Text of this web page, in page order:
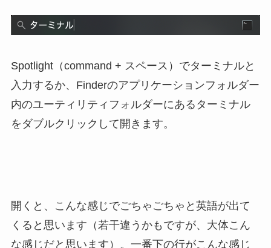
Spotlight（command + スペース）でターミナルと
入力するか、Finderのアプリケーションフォルダー
内のユーティリティフォルダーにあるターミナル
をダブルクリックして開きます。
開くと、こんな感じでごちゃごちゃと英語が出て
くると思います（若干違うかもですが、大体こん
な感じだと思います）。一番下の行がこんな感じ